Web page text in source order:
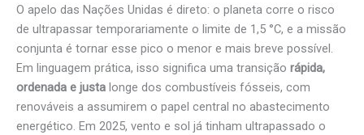
O apelo das Nações Unidas é direto: o planeta corre o risco
de ultrapassar temporariamente o limite de 1,5 °C, e a missão
conjunta é tornar esse pico o menor e mais breve possível.
Em linguagem prática, isso significa uma transição rápida,
ordenada e justa longe dos combustíveis fósseis, com
renováveis a assumirem o papel central no abastecimento
energético. Em 2025, vento e sol já tinham ultrapassado o